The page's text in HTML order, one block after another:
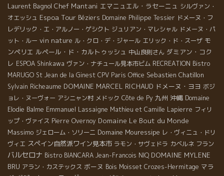
Laurent Bagnol Chef Mantani エマニュエル・ラセーニュ シルヴァン・
オエッシュ Espoa Tour Béziers Domaine Philippe Tessier ドメーヌ・フ
レデリック・エ・アルノー・ゲシクト ジュリアン・マレシャル ドメーヌ・パ
ット・ルー vin nature ル・クロ・デ・ジャール エリック・ド・スーザ モ
ンペリエ ルペール・ド・カルトゥッシュ 中山良則さん ダミアン・コク
レ ESPOA Shinkawa ヴァン・ナチュール見本市ビム RECREATION Bistro
MARUGO St Jean de la Ginest CPV Paris Office Sebastien Chatillon
Sylvain Richeaume DOMAINE MARCEL RICHAUD ドメーヌ・ヨヨ ボジ
ョレ・ヌーヴォー アシニャン村 メドック Côte de Py 九州 沖縄 Domaine
Elodie Balme Emmanuel Lassaigne Mathieu et Camille Lapierre フィリ
ップ・ヴァイス Pierre Overnoy Domaine Le Bout du Monde
Massimo ジェローム・ソリーニ Domaine Mouressipe レ・ヴィニュ・ドリ
ヴィエ スペイン自然派ワイン見本市 ラモン・サヴェドラ カベルネ フラン
バルセロナ Bistro BIANCARA Jean-Francois NIQ DOMAINE MYLENE
BRU アラン・カステックス ボーヌ Bois Moisset Crozes-Hermitage マラ